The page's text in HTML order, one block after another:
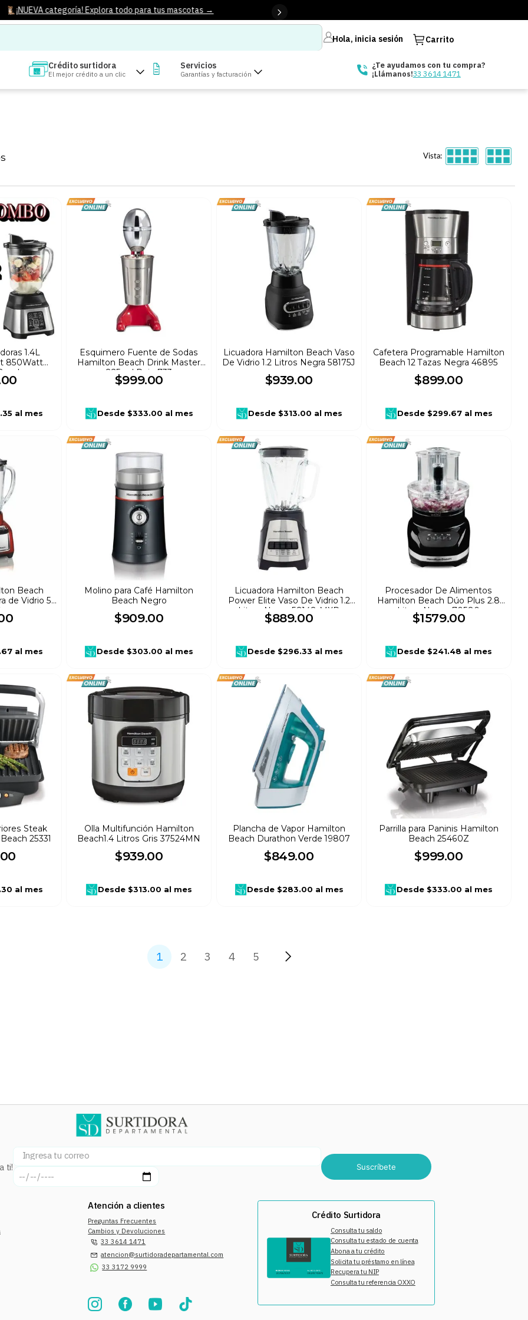
¡NUEVA categoría! Explora todo para tus mascotas →
Hola, inicia sesión Carrito
Crédito surtidora
El mejor crédito a un clic
Servicios
Garantías y facturación
¿Te ayudamos con tu compra?
¡Llámanos!33 3614 1471
Vista:
1.4L
850Watt
00
al mes
Esquimero Fuente de Sodas
Hamilton Beach Drink Master
825 ml Rojo 733
$999.00
Desde$333.00 al mes
Licuadora Hamilton Beach Vaso
De Vidrio 1.2 Litros Negra 58175J
$939.00
Desde$313.00 al mes
Cafetera Programable Hamilton
Beach 12 Tazas Negra 46895
$899.00
Desde$299.67 al mes
Beach
de Vidrio 5
al mes
Molino para Café Hamilton
Beach Negro
$909.00
Desde $303.00 al mes
Licuadora Hamilton Beach
Power Elite Vaso De Vidrio 1.2
Litros Negra 58148-MXR
$889.00
Desde$296.33 al mes
Procesador De Alimentos
Hamilton Beach Dúo Plus 2.8
Litros Negro 70580
$1579.00
Desde $241.48 al mes
Steak
25331
00
al mes
Olla Multifunción Hamilton
Beach1.4 Litros Gris 37524MN
$939.00
Desde $313.00 al mes
Plancha de Vapor Hamilton
Beach Durathon Verde 19807
$849.00
Desde$283.00 al mes
Parrilla para Paninis Hamilton
Beach 25460Z
$999.00
Desde $333.00 al mes
1 2 3 4 5
ti! Suscríbete
Atención a clientes
Preguntas Frecuentes
Cambios y Devoluciones
33 3614 1471
atencion@surtidoradepartamental.com
33 3172 9999
Crédito Surtidora
Consulta tu saldo
Consulta tu estado de cuenta
Abona a tu crédito
Solicita tu préstamo en línea
Recupera tu NIP
Consulta tu referencia OXXO